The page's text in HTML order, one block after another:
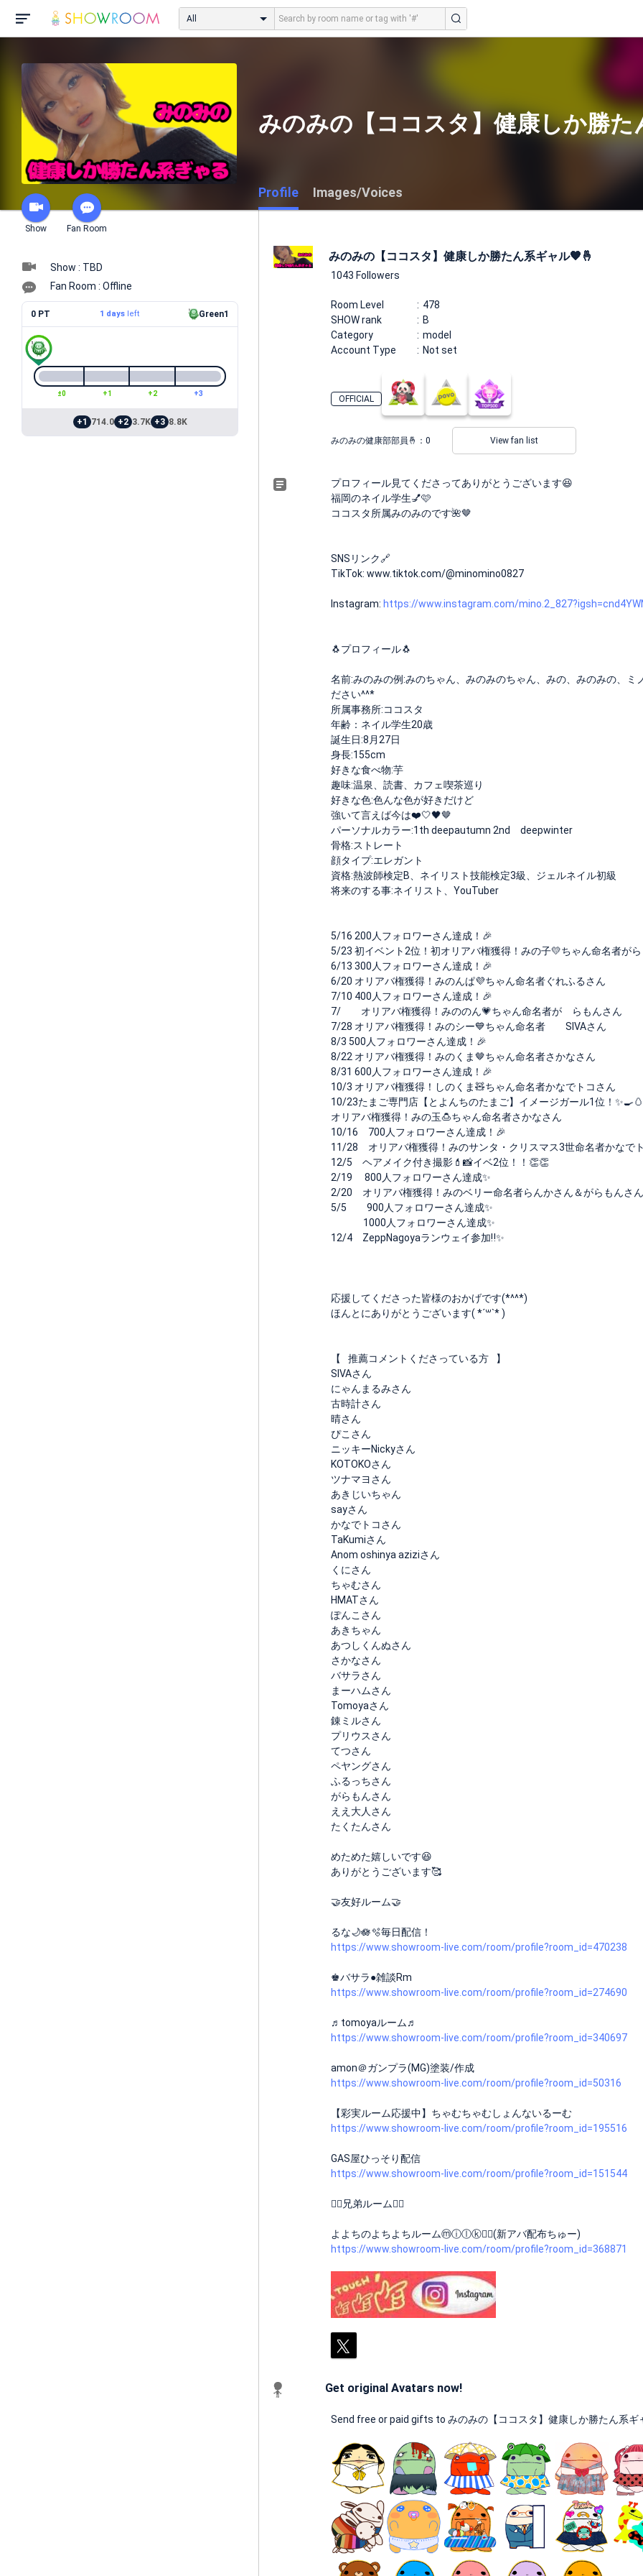
All
Show Fan Room
みのみの【ココスタ】健康しか勝た
Profile Images/Voices
Show : TBD
Fan Room : Offline
0 PT 1 daysleft Green1
±0 +1 +2 +3
+1 714.0 +2 3.7K +3 8.8K
みのみの【ココスタ】健康しか勝たん系ギャル🧡🤞
1043 Followers
Room Level
478
SHOW rank
B
Category
model
Account Type
Not set
OFFICIAL
みのみの健康部部員🤞： 0 View fan list
プロフィール見てくださってありがとうございます😆
福岡のネイル学生💅🩷
ココスタ所属みのみのです🌺🤎
SNSリンク🔗
TikTok: www.tiktok.com/@minomino0827
Instagram: https://www.instagram.com/
🐧プロフィール🐧
名前:みのみの例:みのちゃん、みのみのちゃん、みの、みのみの、
ださい^^*
所属事務所:ココスタ
年齢：ネイル学生20歳
誕生日:8月27日
身長:155cm
好きな食べ物:芋
趣味:温泉、読書、カフェ喫茶巡り
好きな色:色んな色が好きだけど
強いて言えば今は❤️🤍🖤🤎
パーソナルカラー:1th deepautumn 2nd deepwinter
骨格:ストレート
顔タイプ:エレガント
資格:熱波師検定B、ネイリスト技能検定3級、ジェルネイル初級
将来のする事:ネイリスト、YouTuber
5/16 200人フォロワーさん達成！🎉
5/23 初イベント2位！初オリアバ権獲得！みの子💛ちゃん命名者が
6/13 300人フォロワーさん達成！🎉
6/20 オリアバ権獲得！みのんぱ💜ちゃん命名者ぐれふるさん
7/10 400人フォロワーさん達成！🎉
7/ オリアバ権獲得！みののん💗ちゃん命名者が らもんさん
7/28 オリアバ権獲得！みのシー💙ちゃん命名者 SIVAさん
8/3 500人フォロワーさん達成！🎉
8/22 オリアバ権獲得！みのくま🤎ちゃん命名者さかなさん
8/31 600人フォロワーさん達成！🎉
10/3 オリアバ権獲得！しのくま🧸ちゃん命名者かなでトコさん
10/23たまご専門店【とよんちのたまご】イメージガール1位！
オリアバ権獲得！みの玉🍮ちゃん命名者さかなさん
10/16 700人フォロワーさん達成！🎉
11/28 オリアバ権獲得！みのサンタ・クリスマス3世命名者かなで
12/5 ヘアメイク付き撮影💄📸イベ2位！！👏👏
2/19 800人フォロワーさん達成✨
2/20 オリアバ権獲得！みのベリー命名者らんかさん＆がらもんさん
5/5 900人フォロワーさん達成✨
1000人フォロワーさん達成✨
12/4 ZeppNagoyaランウェイ参加‼️✨
応援してくださった皆様のおかげです(*^^*)
ほんとにありがとうございます( *´꒳`* )
【⠀推薦コメントくださっている方⠀】
SIVAさん
にゃんまるみさん
古時計さん
晴さん
ぴこさん
ニッキーNickyさん
KOTOKOさん
ツナマヨさん
あきじいちゃん
sayさん
かなでトコさん
TaKumiさん
Anom oshinya aziziさん
くにさん
ちゃむさん
HMATさん
ぽんこさん
あきちゃん
あつしくんぬさん
さかなさん
バサラさん
まーハムさん
Tomoyaさん
錬ミルさん
プリウスさん
てつさん
ペヤングさん
ふるっちさん
がらもんさん
ええ大人さん
たくたんさん
めためた嬉しいです😆
ありがとうございます🥰
🤝友好ルーム🤝
るな🌙🪷🫧‪毎日配信！
https://www.showroom-live.com/room/profile?room_id=470238
♚バサラ●雑談Rm
https://www.showroom-live.com/room/profile?room_id=274690
♬tomoyaルーム♬
https://www.showroom-live.com/room/profile?room_id=340697
amon＠ガンプラ(MG)塗装/作成
https://www.showroom-live.com/room/profile?room_id=50316
【彩実ルーム応援中】ちゃむちゃむしょんないるーむ
https://www.showroom-live.com/room/profile?room_id=195516
GAS屋ひっそり配信
https://www.showroom-live.com/room/profile?room_id=151544
🙋‍♂️兄弟ルーム🙋‍♀️
よよちのよちよちルームⓜⓘⓛⓚ♪⃝(新アバ配布ちゅー)
https://www.showroom-live.com/room/profile?room_id=368871
Get original Avatars now!
Send free or paid gifts to みのみの【ココスタ】健康しか勝たん系